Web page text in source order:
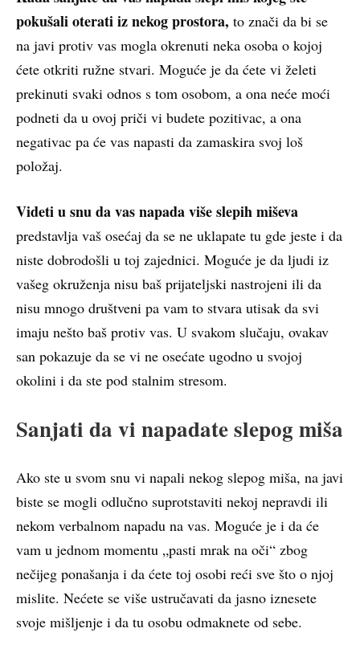
pokušali oterati iz nekog prostora, to znači da bi se
na javi protiv vas mogla okrenuti neka osoba o kojoj
ćete otkriti ružne stvari. Moguće je da ćete vi želeti
prekinuti svaki odnos s tom osobom, a ona neće moći
podneti da u ovoj priči vi budete pozitivac, a ona
negativac pa će vas napasti da zamaskira svoj loš
položaj.
Videti u snu da vas napada više slepih miševa
predstavlja vaš osećaj da se ne uklapate tu gde jeste i da
niste dobrodošli u toj zajednici. Moguće je da ljudi iz
vašeg okruženja nisu baš prijateljski nastrojeni ili da
nisu mnogo društveni pa vam to stvara utisak da svi
imaju nešto baš protiv vas. U svakom slučaju, ovakav
san pokazuje da se vi ne osećate ugodno u svojoj
okolini i da ste pod stalnim stresom.
Sanjati da vi napadate slepog miša
Ako ste u svom snu vi napali nekog slepog miša, na javi
biste se mogli odlučno suprotstaviti nekoj nepravdi ili
nekom verbalnom napadu na vas. Moguće je i da će
vam u jednom momentu „pasti mrak na oči“ zbog
nečijeg ponašanja i da ćete toj osobi reći sve što o njoj
mislite. Nećete se više ustručavati da jasno iznesete
svoje mišljenje i da tu osobu odmaknete od sebe.